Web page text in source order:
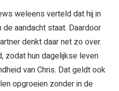
weleens verteld dat hij in
aandacht staat. Daardoor
denkt daar net zo over.
zodat hun dagelijkse leven
van Chris. Dat geldt ook
opgroeien zonder in de